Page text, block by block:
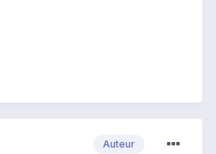
Auteur